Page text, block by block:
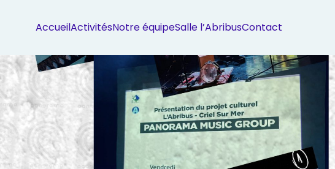
AccueilActivitésNotre équipeSalle l’AbribusContact